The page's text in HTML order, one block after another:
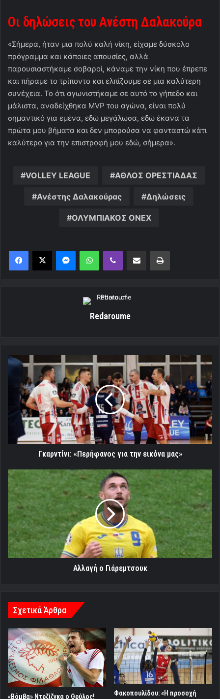
Οι δηλώσεις του Ανέστη Δαλακούρα
«Σήμερα, ήταν μια πολύ καλή νίκη, είχαμε δύσκολο
πρόγραμμα και κάποιες απουσίες, αλλά
παρουσιαστήκαμε σοβαροί, κάναμε την νίκη που έπρεπε
και πήραμε το τρίποντο και ελπίζουμε σε μια καλύτερη
συνέχεια. Το ότι αγωνιστήκαμε σε αυτό το γήπεδο και
μάλιστα, αναδείχθηκα MVP του αγώνα, είναι πολύ
σημαντικό για εμένα, εδώ μεγάλωσα, εδώ έκανα τα
πρώτα μου βήματα και δεν μπορούσα να φανταστώ κάτι
καλύτερο για την επιστροφή μου εδώ, σήμερα».
VOLLEY LEAGUE ΑΘΛΟΣ ΟΡΕΣΤΙΑΔΑΣ
Ανέστης Δαλακούρας Δηλώσεις
ΟΛΥΜΠΙΑΚΟΣ ONEX
MessengerWhatsAppViber Κοινοποίηση μέσω ηλεκτρονικού ταχυδρομείουΕκτύπωση
Redaroume
Γκαρντίνι:
«Περήφανος
εικόνα
μας»
Γκαρντίνι: «Περήφανος για την εικόνα μας»
Αλλαγή
Γιάρεμτσουκ
Αλλαγή ο Γιάρεμτσουκ
Σχετικά Άρθρα
«Βόμβα» Ντρζίζγκα ο Θρύλος!
Φακοπουλίδου: «Η προσοχή